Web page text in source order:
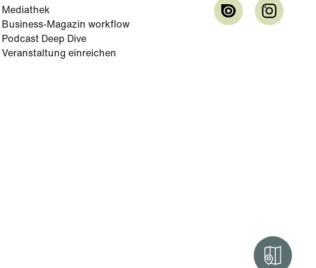
Mediathek
Business-Magazin workflow
Podcast Deep Dive
Veranstaltung einreichen